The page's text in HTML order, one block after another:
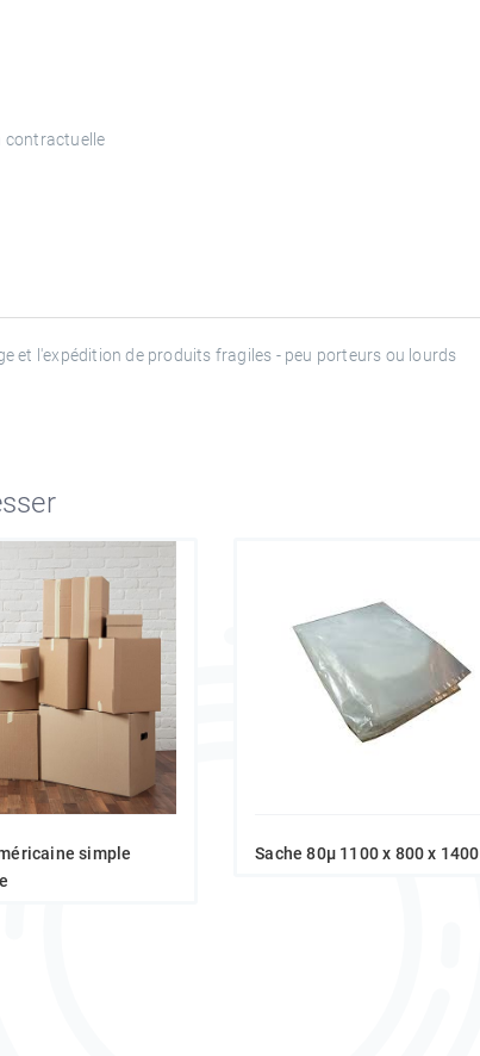
contractuelle
et l'expédition de produits fragiles - peu porteurs ou lourds
simple
Sache 80µ 1100 x 800 x 1400